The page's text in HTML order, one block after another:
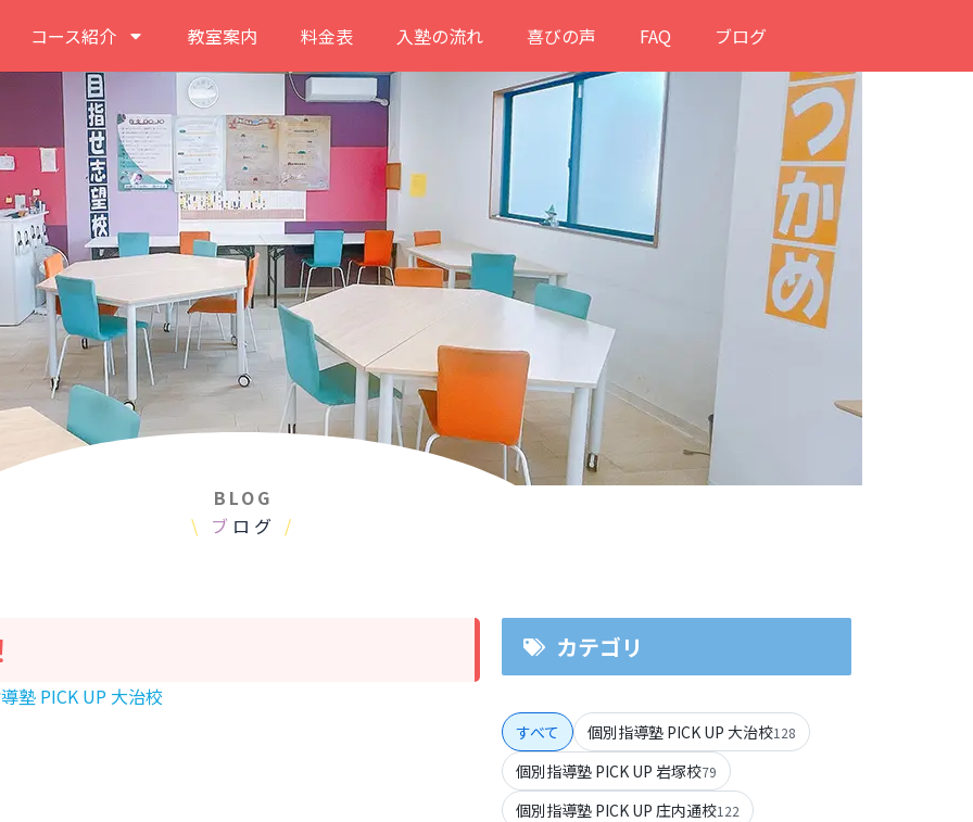
コース紹介 教室案内 料金表 入塾の流れ 喜びの声 FAQ ブログ
BLOG
\ ブ ログ /
塾 PICK UP 大治校
カテゴリ
すべて 個別指導塾 PICK UP 大治校128
個別指導塾 PICK UP 岩塚校79
個別指導塾 PICK UP 庄内通校122